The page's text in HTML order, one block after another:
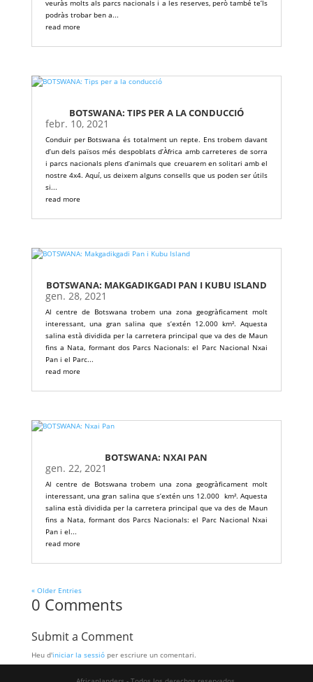
veuràs molts als parcs nacionals i a les reserves, però també te’ls
podràs trobar ben a...
read more
BOTSWANA: TIPS PER A LA CONDUCCIÓ
febr. 10, 2021
Conduir per Botswana és totalment un repte. Ens trobem davant
d’un dels països més despoblats d’Àfrica amb carreteres de sorra
i parcs nacionals plens d’animals que creuarem en solitari amb el
nostre 4x4. Aquí, us deixem alguns consells que us poden ser útils
si...
read more
BOTSWANA: MAKGADIKGADI PAN I KUBU ISLAND
gen. 28, 2021
Al centre de Botswana trobem una zona geogràficament molt
interessant, una gran salina que s’extén 12.000 km². Aquesta
salina està dividida per la carretera principal que va des de Maun
fins a Nata, formant dos Parcs Nacionals: el Parc Nacional Nxai
Pan i el Parc...
read more
BOTSWANA: NXAI PAN
gen. 22, 2021
Al centre de Botswana trobem una zona geogràficament molt
interessant, una gran salina que s’extén uns 12.000 km². Aquesta
salina està dividida per la carretera principal que va des de Maun
fins a Nata, formant dos Parcs Nacionals: el Parc Nacional Nxai
Pan i el...
read more
« Older Entries
0 Comments
Submit a Comment
Heu d'iniciar la sessióper escriure un comentari.